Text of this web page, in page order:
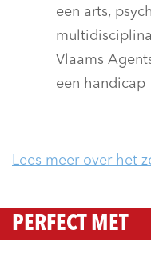
een arts,
Vlaams
een handicap
Lees meer over het
PERFECT MET